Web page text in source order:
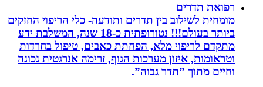
רפואת תדרים
מומחית לשילוב בין תדרים ותודעה- כלי הריפוי החזקים
ביותר בעולם!!! נטורופתית כ-18 שנה, המשלבת ידע
מתקדם לריפוי מלא, הפחתת כאבים, טיפול בחרדות
וטראומות, איזון מערכות הגוף, זרימה אנרגטית נכונה
וחיים מתוך ”תדר גבוה”.